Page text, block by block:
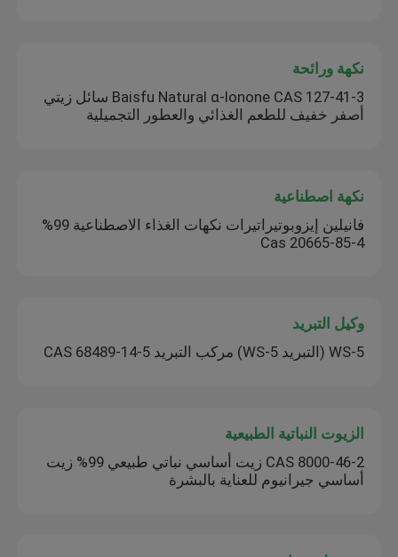
نكهة ورائحة
Baisfu Natural α-Ionone CAS 127-41-3 سائل زيتي
أصفر خفيف للطعم الغذائي والعطور التجميلية
نكهة اصطناعية
فانيلين إيزوبوتيراتيرات نكهات الغذاء الاصطناعية 99%
Cas 20665-85-4
وكيل التبريد
WS-5 (التبريد WS-5) مركب التبريد CAS 68489-14-5
الزيوت النباتية الطبيعية
CAS 8000-46-2 زيت أساسي نباتي طبيعي 99% زيت
أساسي جيرانيوم للعناية بالبشرة